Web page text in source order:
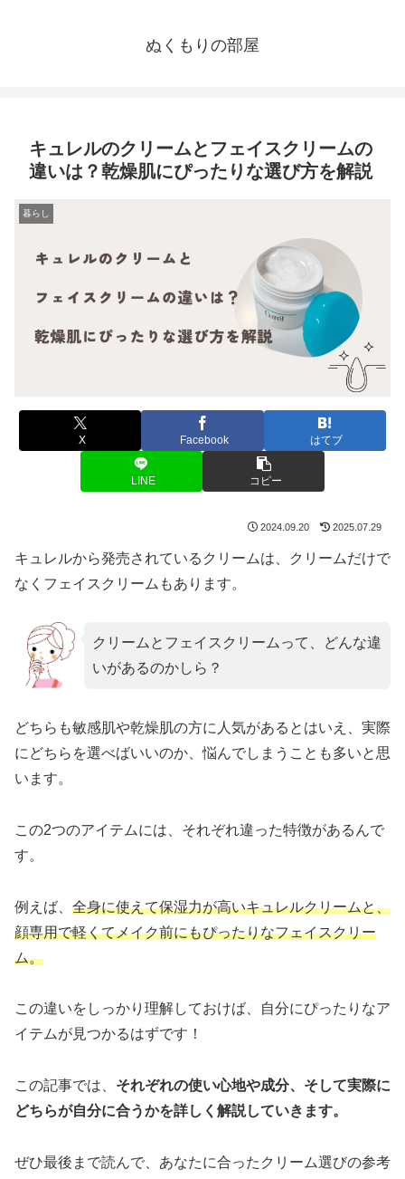
ぬくもりの部屋
キュレルのクリームとフェイスクリームの
違いは？乾燥肌にぴったりな選び方を解説
暮らし
X Facebook はてブ
LINE コピー
2024.09.20 2025.07.29
キュレルから発売されているクリームは、クリームだけで
なくフェイスクリームもあります。
クリームとフェイスクリームって、どんな違
いがあるのかしら？
どちらも敏感肌や乾燥肌の方に人気があるとはいえ、実際
にどちらを選べばいいのか、悩んでしまうことも多いと思
います。
この2つのアイテムには、それぞれ違った特徴があるんで
す。
例えば、 全身に使えて保湿力が高いキュレルクリームと、
顔専用で軽くてメイク前にもぴったりなフェイスクリー
ム。
この違いをしっかり理解しておけば、自分にぴったりなア
イテムが見つかるはずです！
この記事では、 それぞれの使い心地や成分、そして実際に
どちらが自分に合うかを詳しく解説していきます。
ぜひ最後まで読んで、あなたに合ったクリーム選びの参考